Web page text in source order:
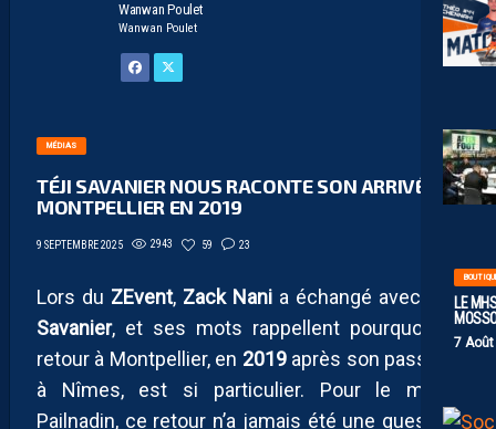
LE
7
Wanwan Poulet
Wanwan Poulet
MÉDIAS
TÉJI SAVANIER NOUS RACONTE SON ARRIVÉE À
MONTPELLIER EN 2019
9 SEPTEMBRE 2025 2943 59 23
Lors du ZEvent, Zack Nani a échangé avec
Téji
Savanier, et ses mots rappellent pourquoi ce
retour à Montpellier, en 2019après son passage
à Nîmes, est si particulier. Pour le milieu
Pailnadin, ce retour n’a jamais été une question